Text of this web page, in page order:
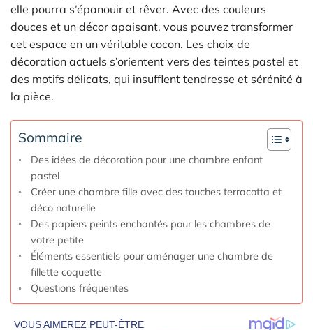
elle pourra s’épanouir et rêver. Avec des couleurs
douces et un décor apaisant, vous pouvez transformer
cet espace en un véritable cocon. Les choix de
décoration actuels s’orientent vers des teintes pastel et
des motifs délicats, qui insufflent tendresse et sérénité à
la pièce.
Sommaire
Des idées de décoration pour une chambre enfant
pastel
Créer une chambre fille avec des touches terracotta et
déco naturelle
Des papiers peints enchantés pour les chambres de
votre petite
Éléments essentiels pour aménager une chambre de
fillette coquette
Questions fréquentes